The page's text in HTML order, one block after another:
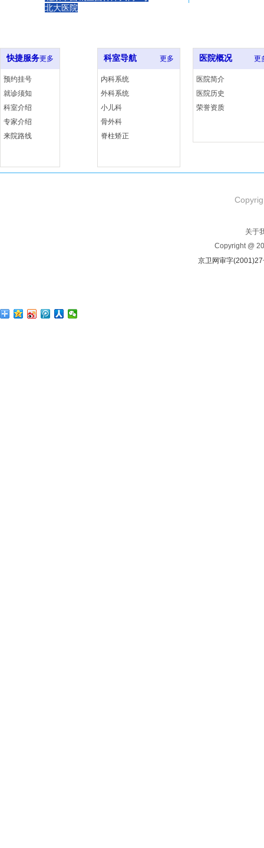
北大医院
快捷服务更多
预约挂号
就诊须知
科室介绍
专家介绍
来院路线
科室导航 更多
内科系统
外科系统
小儿科
骨外科
脊柱矫正
医院概况 更
医院简介
医院历史
荣誉资质
关于
Copyright @
京卫网审字(2001)27